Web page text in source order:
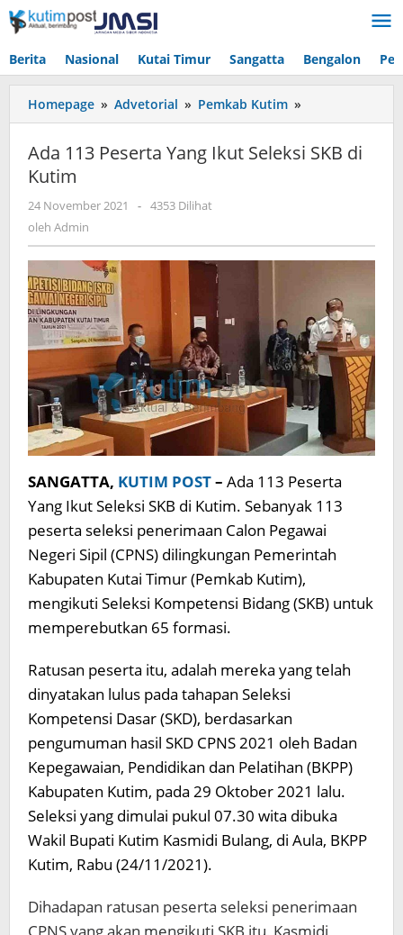
Lewati
ke
Berita Nasional Kutai Timur Sangatta Bengalon
Homepage » Advetorial » Pemkab Kutim »
113
Yang
Ada 113 Peserta Yang Ikut Seleksi SKB di
Kutim
24 November 2021
oleh
- 4353 Dilihat
oleh Admin
SANGATTA, KUTIM POST– Ada 113 Peserta
Yang Ikut Seleksi SKB di Kutim. Sebanyak 113
peserta seleksi penerimaan Calon Pegawai
Negeri Sipil (CPNS) dilingkungan Pemerintah
Kabupaten Kutai Timur (Pemkab Kutim),
mengikuti Seleksi Kompetensi Bidang (SKB) untuk
memperebutkan 65 formasi.
Ratusan peserta itu, adalah mereka yang telah
dinyatakan lulus pada tahapan Seleksi
Kompetensi Dasar (SKD), berdasarkan
pengumuman hasil SKD CPNS 2021 oleh Badan
Kepegawaian, Pendidikan dan Pelatihan (BKPP)
Kabupaten Kutim, pada 29 Oktober 2021 lalu.
Seleksi yang dimulai pukul 07.30 wita dibuka
Wakil Bupati Kutim Kasmidi Bulang, di Aula, BKPP
Kutim, Rabu (24/11/2021).
Dihadapan ratusan peserta seleksi penerimaan